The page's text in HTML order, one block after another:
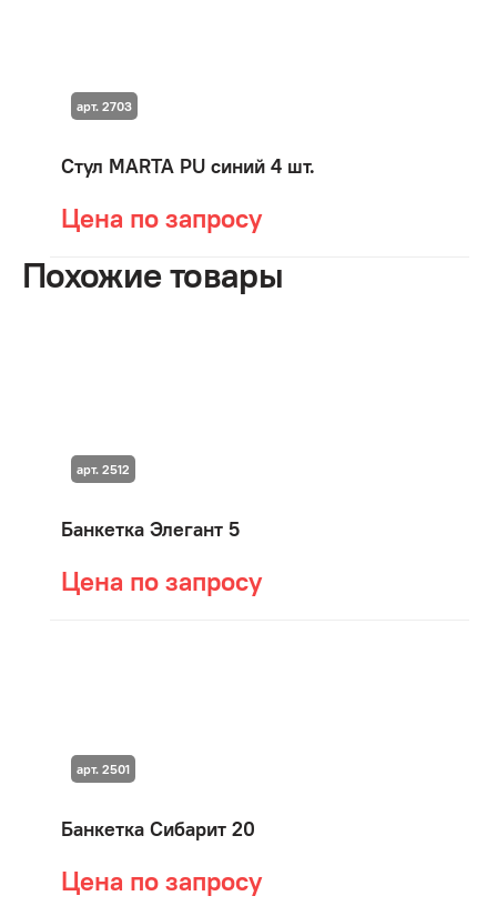
Стул MARTA PU синий 4 шт.
Цена по запросу
арт. 2703
Похожие товары
Банкетка Элегант 5
Цена по запросу
арт. 2512
Банкетка Сибарит 20
Цена по запросу
арт. 2501